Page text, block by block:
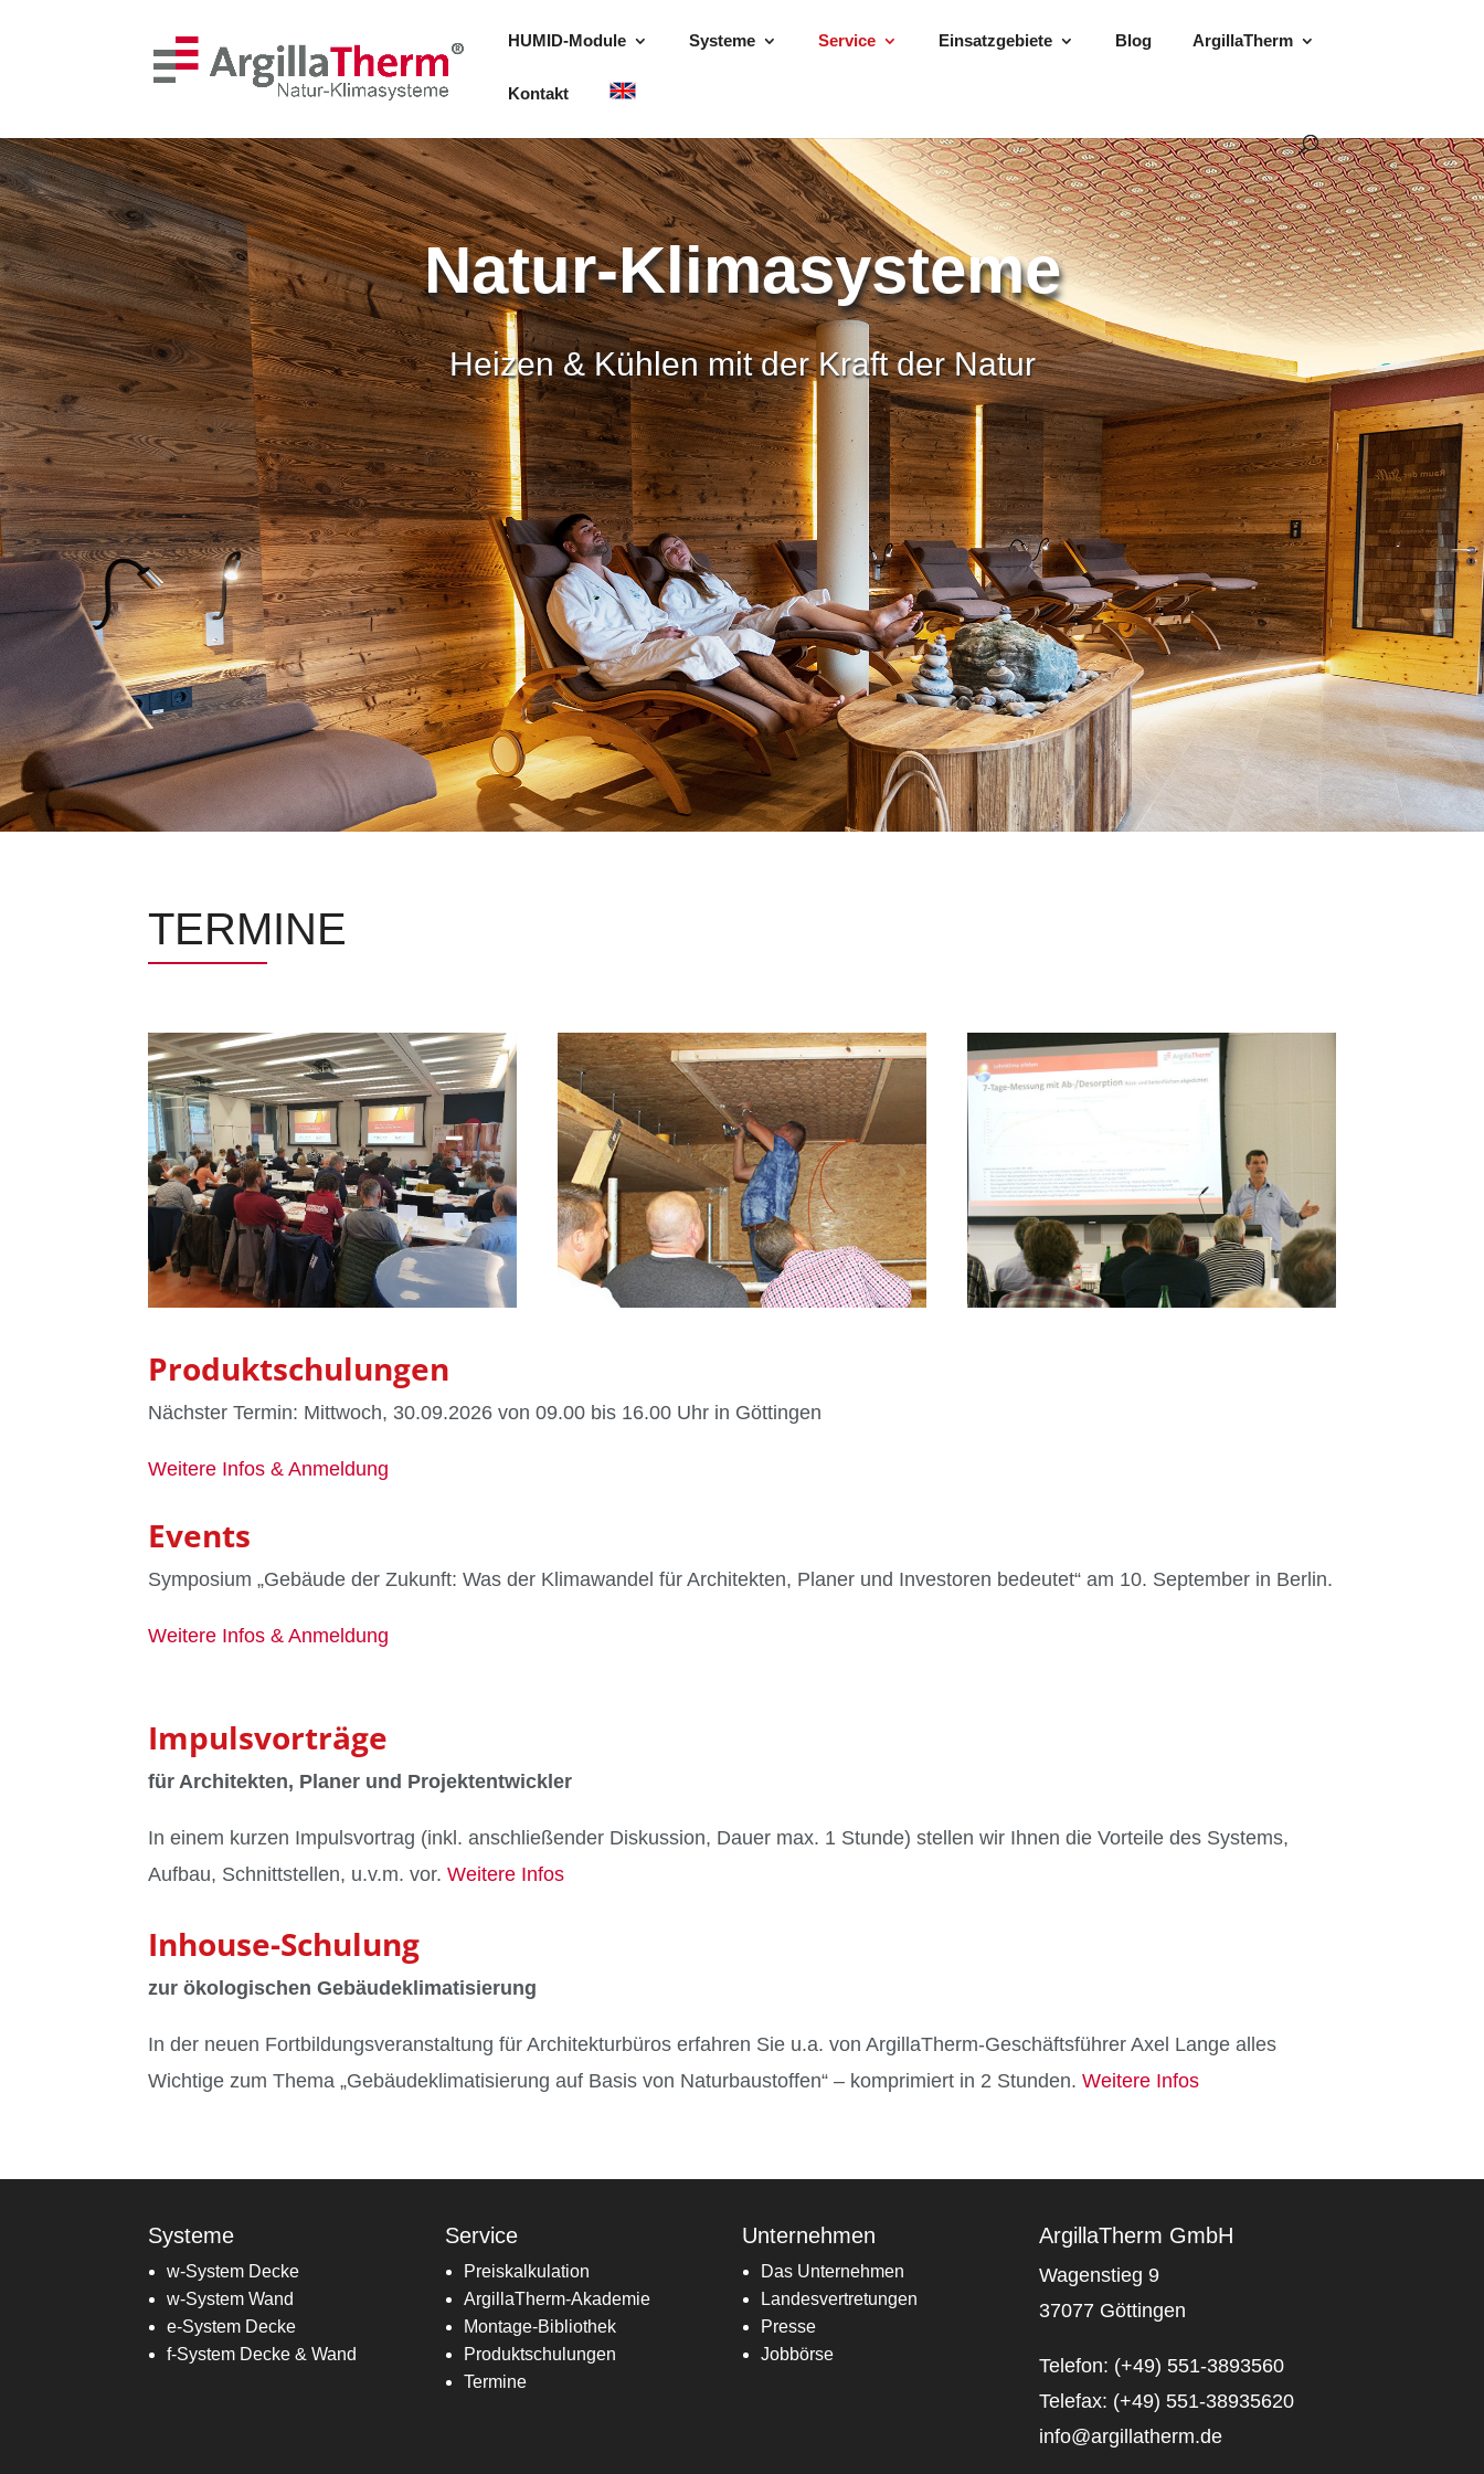
HUMID-Module Systeme Service Einsatzgebiete Blog ArgillaTherm
Kontakt
Natur-Klimasysteme
Heizen & Kühlen mit der Kraft der Natur
TERMINE
Produktschulungen
Nächster Termin: Mittwoch, 30.09.2026 von 09.00 bis 16.00 Uhr in Göttingen
Weitere Infos & Anmeldung
Events
Symposium „Gebäude der Zukunft: Was der Klimawandel für Architekten, Planer und Investoren bedeutet“ am 10. September in Berlin.
Weitere Infos & Anmeldung
Impulsvorträge
für Architekten, Planer und Projektentwickler
In einem kurzen Impulsvortrag (inkl. anschließender Diskussion, Dauer max. 1 Stunde) stellen wir Ihnen die Vorteile des Systems,
Aufbau, Schnittstellen, u.v.m. vor.Weitere Infos
Inhouse-Schulung
zur ökologischen Gebäudeklimatisierung
In der neuen Fortbildungsveranstaltung für Architekturbüros erfahren Sie u.a. von ArgillaTherm-Geschäftsführer Axel Lange alles
Wichtige zum Thema „Gebäudeklimatisierung auf Basis von Naturbaustoffen“ – komprimiert in 2 Stunden. Weitere Infos
Systeme
w-System Decke
w-System Wand
e-System Decke
f-System Decke & Wand
Service
Preiskalkulation
ArgillaTherm-Akademie
Montage-Bibliothek
Produktschulungen
Termine
Unternehmen
Das Unternehmen
Landesvertretungen
Presse
Jobbörse
ArgillaTherm GmbH
Wagenstieg 9
37077 Göttingen
Telefon: (+49) 551-3893560
Telefax: (+49) 551-38935620
info@argillatherm.de